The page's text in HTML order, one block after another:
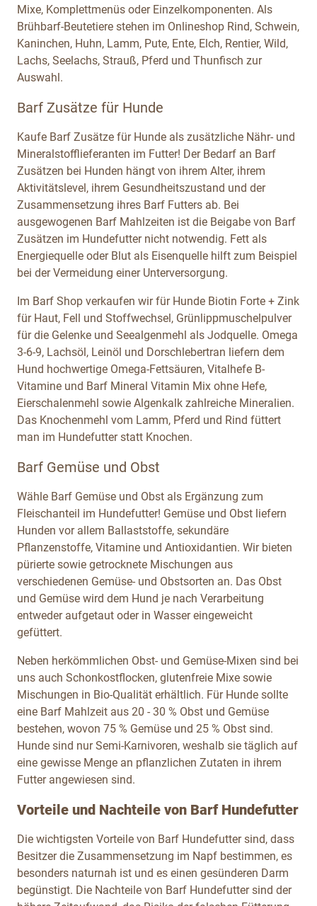
Mixe, Komplettmenüs oder Einzelkomponenten. Als
Brühbarf-Beutetiere stehen im Onlineshop Rind, Schwein,
Kaninchen, Huhn, Lamm, Pute, Ente, Elch, Rentier, Wild,
Lachs, Seelachs, Strauß, Pferd und Thunfisch zur
Auswahl.
Barf Zusätze für Hunde
Kaufe Barf Zusätze für Hunde als zusätzliche Nähr- und
Mineralstofflieferanten im Futter! Der Bedarf an Barf
Zusätzen bei Hunden hängt von ihrem Alter, ihrem
Aktivitätslevel, ihrem Gesundheitszustand und der
Zusammensetzung ihres Barf Futters ab. Bei
ausgewogenen Barf Mahlzeiten ist die Beigabe von Barf
Zusätzen im Hundefutter nicht notwendig. Fett als
Energiequelle oder Blut als Eisenquelle hilft zum Beispiel
bei der Vermeidung einer Unterversorgung.
Im Barf Shop verkaufen wir für Hunde Biotin Forte + Zink
für Haut, Fell und Stoffwechsel, Grünlippmuschelpulver
für die Gelenke und Seealgenmehl als Jodquelle. Omega
3-6-9, Lachsöl, Leinöl und Dorschlebertran liefern dem
Hund hochwertige Omega-Fettsäuren, Vitalhefe B-
Vitamine und Barf Mineral Vitamin Mix ohne Hefe,
Eierschalenmehl sowie Algenkalk zahlreiche Mineralien.
Das Knochenmehl vom Lamm, Pferd und Rind füttert
man im Hundefutter statt Knochen.
Barf Gemüse und Obst
Wähle Barf Gemüse und Obst als Ergänzung zum
Fleischanteil im Hundefutter! Gemüse und Obst liefern
Hunden vor allem Ballaststoffe, sekundäre
Pflanzenstoffe, Vitamine und Antioxidantien. Wir bieten
pürierte sowie getrocknete Mischungen aus
verschiedenen Gemüse- und Obstsorten an. Das Obst
und Gemüse wird dem Hund je nach Verarbeitung
entweder aufgetaut oder in Wasser eingeweicht
gefüttert.
Neben herkömmlichen Obst- und Gemüse-Mixen sind bei
uns auch Schonkostflocken, glutenfreie Mixe sowie
Mischungen in Bio-Qualität erhältlich. Für Hunde sollte
eine Barf Mahlzeit aus 20 - 30 % Obst und Gemüse
bestehen, wovon 75 % Gemüse und 25 % Obst sind.
Hunde sind nur Semi-Karnivoren, weshalb sie täglich auf
eine gewisse Menge an pflanzlichen Zutaten in ihrem
Futter angewiesen sind.
Vorteile und Nachteile von Barf Hundefutter
Die wichtigsten Vorteile von Barf Hundefutter sind, dass
Besitzer die Zusammensetzung im Napf bestimmen, es
besonders naturnah ist und es einen gesünderen Darm
begünstigt. Die Nachteile von Barf Hundefutter sind der